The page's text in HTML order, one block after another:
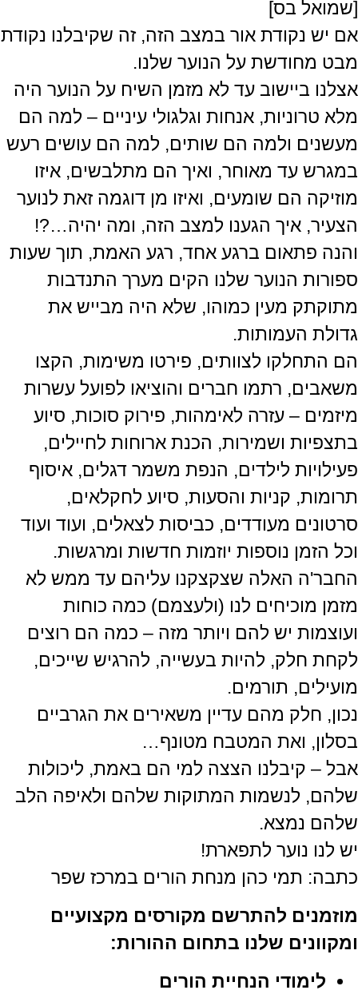
[שמואל בס]
אם יש נקודת אור במצב הזה, זה שקיבלנו נקודת
מבט מחודשת על הנוער שלנו.
אצלנו ביישוב עד לא מזמן השיח על הנוער היה
מלא טרוניות, אנחות וגלגולי עיניים – למה הם
מעשנים ולמה הם שותים, למה הם עושים רעש
במגרש עד מאוחר, ואיך הם מתלבשים, איזו
מוזיקה הם שומעים, ואיזו מן דוגמה זאת לנוער
הצעיר, איך הגענו למצב הזה, ומה יהיה…?!
והנה פתאום ברגע אחד, רגע האמת, תוך שעות
ספורות הנוער שלנו הקים מערך התנדבות
מתוקתק מעין כמוהו, שלא היה מבייש את
גדולת העמותות.
הם התחלקו לצוותים, פירטו משימות, הקצו
משאבים, רתמו חברים והוציאו לפועל עשרות
מיזמים – עזרה לאימהות, פירוק סוכות, סיוע
בתצפיות ושמירות, הכנת ארוחות לחיילים,
פעילויות לילדים, הנפת משמר דגלים, איסוף
תרומות, קניות והסעות, סיוע לחקלאים,
סרטונים מעודדים, כביסות לצאלים, ועוד ועוד
וכל הזמן נוספות יוזמות חדשות ומרגשות.
החבר'ה האלה שצקצקנו עליהם עד ממש לא
מזמן מוכיחים לנו (ולעצמם) כמה כוחות
ועוצמות יש להם ויותר מזה – כמה הם רוצים
לקחת חלק, להיות בעשייה, להרגיש שייכים,
מועילים, תורמים.
נכון, חלק מהם עדיין משאירים את הגרביים
בסלון, ואת המטבח מטונף…
אבל – קיבלנו הצצה למי הם באמת, ליכולות
שלהם, לנשמות המתוקות שלהם ולאיפה הלב
שלהם נמצא.
יש לנו נוער לתפארת!
כתבה: תמי כהן מנחת הורים במרכז שפר
מוזמנים להתרשם מקורסים מקצועיים
ומקוונים שלנו בתחום ההורות:
לימודי הנחיית הורים